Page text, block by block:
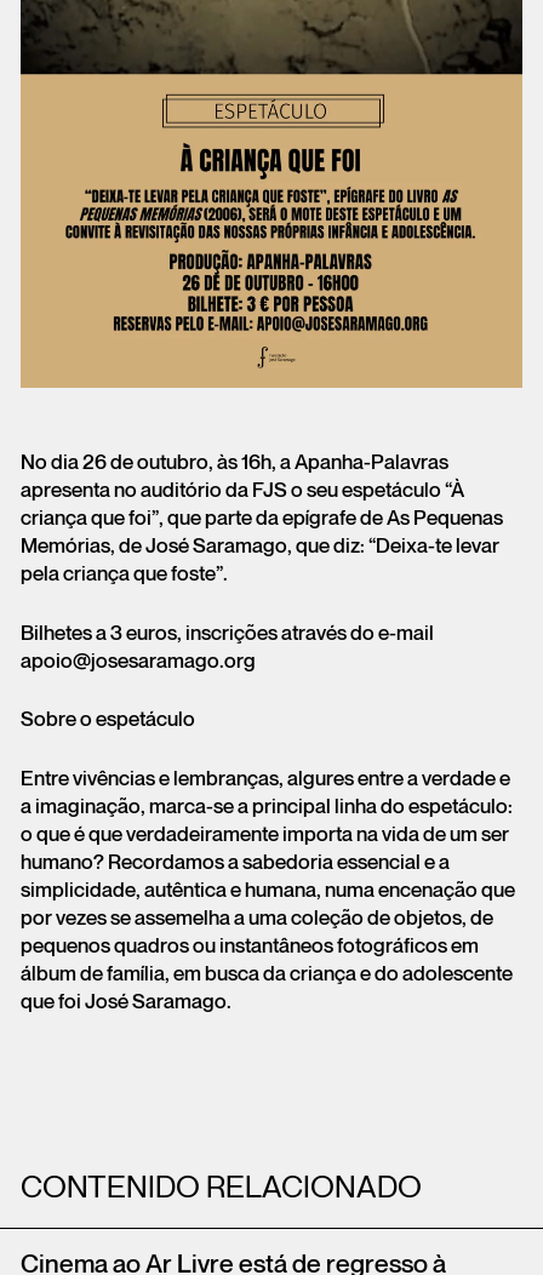
No dia 26 de outubro, às 16h, a Apanha-Palavras
apresenta no auditório da FJS o seu espetáculo “À
criança que foi”, que parte da epígrafe de As Pequenas
Memórias, de José Saramago, que diz: “Deixa-te levar
pela criança que foste”.
Bilhetes a 3 euros, inscrições através do e-mail
apoio@josesaramago.org
Sobre o espetáculo
Entre vivências e lembranças, algures entre a verdade e
a imaginação, marca-se a principal linha do espetáculo:
o que é que verdadeiramente importa na vida de um ser
humano? Recordamos a sabedoria essencial e a
simplicidade, autêntica e humana, numa encenação que
por vezes se assemelha a uma coleção de objetos, de
pequenos quadros ou instantâneos fotográficos em
álbum de família, em busca da criança e do adolescente
que foi José Saramago.
CONTENIDO RELACIONADO
Cinema ao Ar Livre está de regresso à